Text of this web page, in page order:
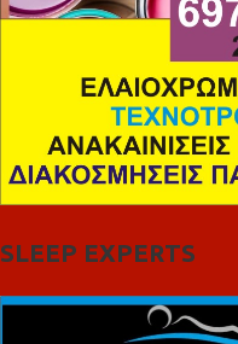
SLEEP EXPERTS